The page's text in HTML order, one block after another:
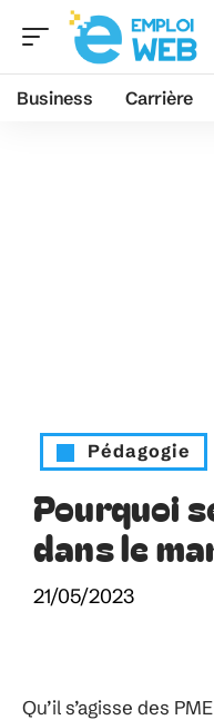
Business Carrière
Pédagogie
Pourquoi
dans le
21/05/2023
Qu’il s’agisse des